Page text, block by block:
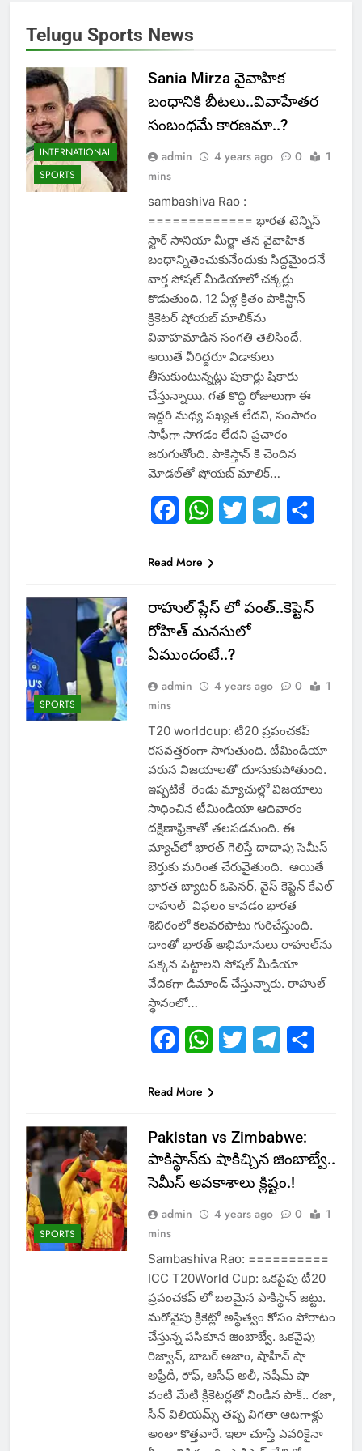
Telugu Sports News
INTERNATIONAL
SPORTS
Sania Mirza వైవాహిక
బంధానికి బీటలు..వివాహేతర
సంబంధమే కారణమా..?
admin 4 years ago 0
1
mins
sambashiva Rao :
============= భారత టెన్నిస్
స్టార్ సానియా మీర్జా తన వైవాహిక
బంధాన్నితెంచుకునేందుకు సిద్దమైందనే
వార్త సోషల్ మీడియాలో చక్కర్లు
కొడుతుంది. 12 ఏళ్ల క్రితం పాకిస్థాన్
క్రికెటర్ షోయబ్ మాలిక్‌‌ను
వివాహమాడిన సంగతి తెలిసిందే.
అయితే వీరిద్దరూ విడాకులు
తీసుకుంటున్నట్లు పుకార్లు షికారు
చేస్తున్నాయి. గత కొద్ది రోజులుగా ఈ
ఇద్దరి మధ్య సఖ్యత లేదని, సంసారం
సాఫీగా సాగడం లేదని ప్రచారం
జరుగుతోంది. పాకిస్తాన్ కి చెందిన
మోడల్‌తో షోయబ్ మాలిక్…
FacebookWhatsApp
Twitter Telegram
Read More
SPORTS
రాహుల్ ప్లేస్ లో పంత్..కెప్టెన్
రోహిత్ మనసులో
ఏముందంటే..?
admin 4 years ago 0
1
mins
T20 worldcup: టీ20 ప్రపంచకప్
ర‌స‌వ‌త్త‌రంగా సాగుతుంది. టీమిండియా
వ‌రుస విజ‌యాల‌తో దూసుకుపోతుంది.
ఇప్ప‌టికే రెండు మ్యాచుల్లో విజ‌యాలు
సాధించిన టీమిండియా ఆదివారం
దక్షిణాఫ్రికాతో తలపడనుంది. ఈ
మ్యాచ్‌లో భారత్ గెలిస్తే దాదాపు సెమీస్
బెర్తుకు మ‌రింత చేరువైతుంది. అయితే
భార‌త బ్యాటర్ ఓపెనర్, వైస్ కెప్టెన్ కేఎల్
రాహుల్ విఫ‌లం కావ‌డం భారత
శిబిరంలో క‌ల‌వ‌ర‌పాటు గురిచేస్తుంది.
దాంతో భార‌త్ అభిమానులు రాహుల్‌ను
పక్కన పెట్టాల‌ని సోష‌ల్ మీడియా
వేదిక‌గా డిమాండ్ చేస్తున్నారు. రాహుల్
స్థానంలో…
FacebookWhatsApp
Twitter Telegram
Read More
SPORTS
Pakistan vs Zimbabwe:
పాకిస్థాన్‌కు షాకిచ్చిన జింబాబ్వే..
సెమీస్ అవ‌కాశాలు క్లిష్టం.!
admin 4 years ago 0
1
mins
Sambashiva Rao: ==========
ICC T20World Cup: ఒక‌పైపు టీ20
ప్రపంచకప్ లో బ‌ల‌మైన పాకిస్థాన్ జ‌ట్టు.
మ‌రోవైపు క్రికెట్లో అస్థిత్వం కోసం పోరాటం
చేస్తున్న ప‌సికూన జింబాబ్వే. ఒక‌వైపు
రిజ్వాన్, బాబ‌ర్ అజాం, షాహీన్ షా
అఫ్రీదీ, రౌఫ్, ఆసీఫ్ అలీ, న‌షీమ్ షా
వంటి మేటి క్రికెట‌ర్ల‌తో నిండిన పాక్.. ర‌జా,
సీన్ విలియమ్స్ త‌ప్ప విగ‌తా ఆట‌గాళ్లు
అంతా కొత్త‌వారే. ఇలా చూస్తే ఎవ‌రికైనా